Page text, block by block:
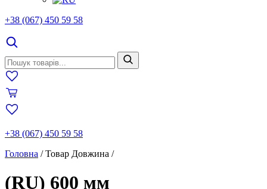
+38 (067) 450 59 58
+38 (067) 450 59 58
Головна /Товар Довжина /
(RU) 600 мм